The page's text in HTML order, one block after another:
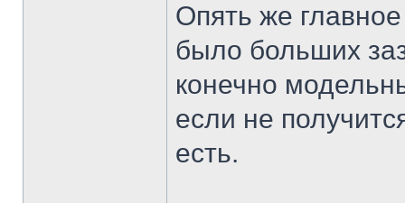
Опять же
было больших
конечно
если не
есть.